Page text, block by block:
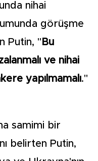
nihai
görüşme
Putin, " Bu
ve nihai
yapılmamalı."
samimi bir
belirten Putin,